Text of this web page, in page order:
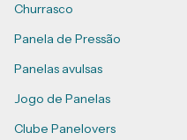
Churrasco
Panela de Pressão
Panelas avulsas
Jogo de Panelas
Clube Panelovers